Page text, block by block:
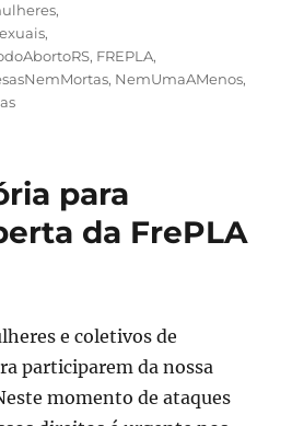
,
,
, FREPLA,
, NemUmaAMenos,
para
da FrePLA
e coletivos de
participarem da nossa
momento de ataques